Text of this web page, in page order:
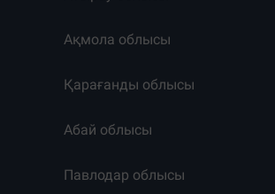
Ақмола облысы
Қарағанды облысы
Абай облысы
Павлодар облысы